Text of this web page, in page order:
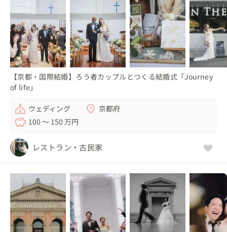
【京都・国際結婚】ろう者カップルとつくる結婚式「Journey
of life」
ウェディング
京都府
100 〜 150 万円
レストラン・古民家